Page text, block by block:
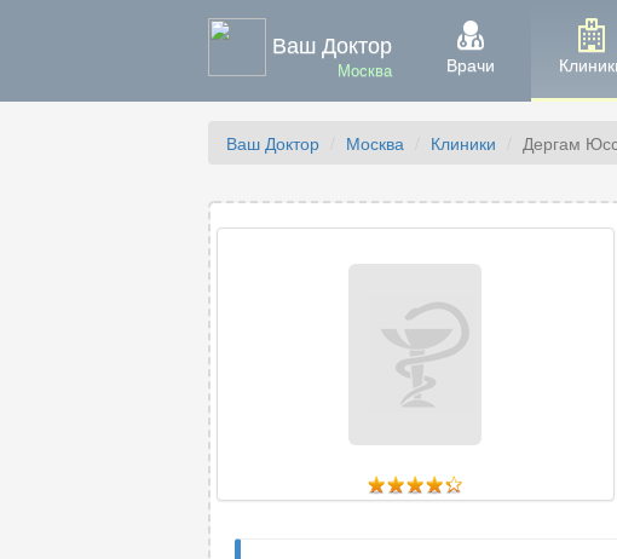
Ваш Доктор
Москва Врачи
Ваш Доктор Москва Клиники Дергам